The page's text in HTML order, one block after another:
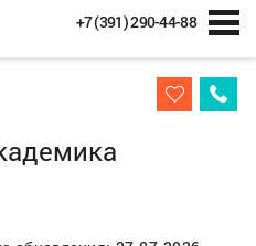
+7 (391) 290-44-88